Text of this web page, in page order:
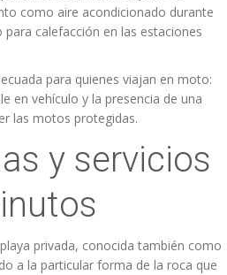
como aire acondicionado durante
calefacción en las estaciones
para quienes viajan en moto:
en vehículo y la presencia de una
las motos protegidas.
y servicios
privada, conocida también como
a la particular forma de la roca que